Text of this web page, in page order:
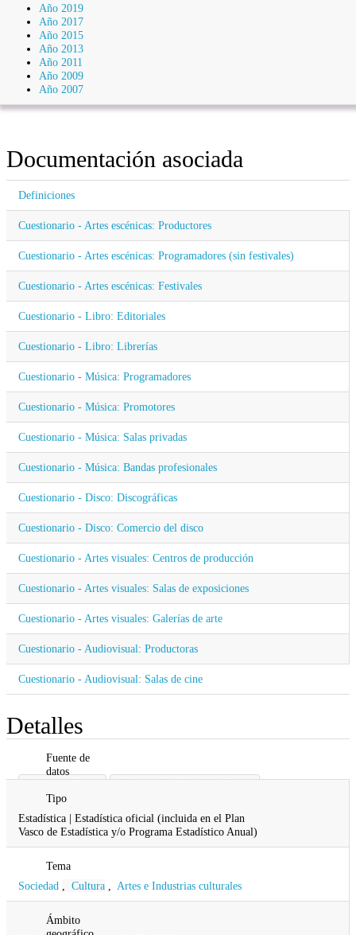
Año 2019
Año 2017
Año 2015
Año 2013
Año 2011
Año 2009
Año 2007
Documentación asociada
Definiciones
Cuestionario - Artes escénicas: Productores
Cuestionario - Artes escénicas: Programadores (sin festivales)
Cuestionario - Artes escénicas: Festivales
Cuestionario - Libro: Editoriales
Cuestionario - Libro: Librerías
Cuestionario - Música: Programadores
Cuestionario - Música: Promotores
Cuestionario - Música: Salas privadas
Cuestionario - Música: Bandas profesionales
Cuestionario - Disco: Discográficas
Cuestionario - Disco: Comercio del disco
Cuestionario - Artes visuales: Centros de producción
Cuestionario - Artes visuales: Salas de exposiciones
Cuestionario - Artes visuales: Galerías de arte
Cuestionario - Audiovisual: Productoras
Cuestionario - Audiovisual: Salas de cine
Detalles
Fuente de
datos
Gobierno Vasco Cultura y Política Lingüística
Tipo
Estadística | Estadística oficial (incluida en el Plan
Vasco de Estadística y/o Programa Estadístico Anual)
Tema
Sociedad
Cultura Artes e Industrias culturales
Ámbito